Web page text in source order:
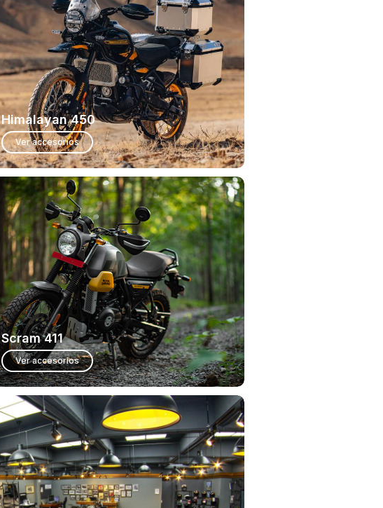
Himalayan 450
Ver accesorios
Scram 411
Ver accesorios